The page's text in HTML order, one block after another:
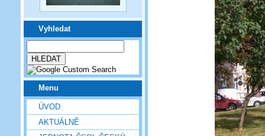
Vyhledat
Menu
ÚVOD
AKTUÁLNĚ